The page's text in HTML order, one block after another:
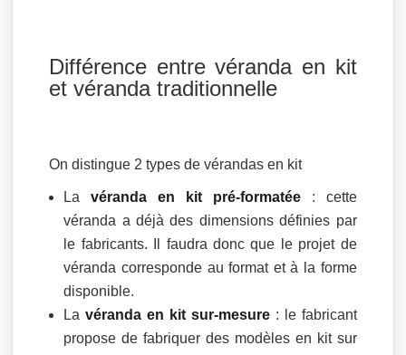
Différence entre véranda en kit
et véranda traditionnelle
On distingue 2 types de vérandas en kit
Lavéranda en kit pré-formatée: cette
véranda a déjà des dimensions définies par
le fabricants. Il faudra donc que le projet de
véranda corresponde au format et à la forme
disponible.
Lavéranda en kit sur-mesure: le fabricant
propose de fabriquer des modèles en kit sur